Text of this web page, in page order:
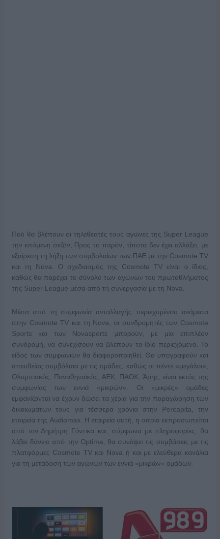
Πού θα βλέπουν οι τηλεθεατές τους αγώνες της Super League
την επόμενη σεζόν; Προς το παρόν, τίποτα δεν έχει αλλάξει, με
εξαίρεση τη λήξη των συμβολαίων των ΠΑΕ με την Cosmote TV
και τη Nova. Ο σχεδιασμός της Cosmote TV είναι ο ίδιος,
καθώς θα παρέχει το σύνολο των αγώνων του πρωταθλήματος
της Super League μέσα από τη συνεργασία με τη Nova.
Μέσα από τη συμφωνία ανταλλαγής περιεχομένου ανάμεσα
στην Cosmote TV και τη Nova, οι συνδρομητές των Cosmote
Sports και των Novasports μπορούν, με μία επιπλέον
συνδρομή, να συνεχίσουν να βλέπουν το ίδιο περιεχόμενο. Το
είδος των συμφωνιών θα διαφοροποιηθεί. Θα υπογραφούν και
απευθείας συμβόλαια με τις ομάδες, καθώς οι πέντε «μεγάλοι»,
Ολυμπιακός, Παναθηναϊκός, ΑΕΚ, ΠΑΟΚ, Άρης, είναι εκτός της
συμφωνίας των εννιά «μικρών». Οι «μικρές» ομάδες
εμφανίζονται να έχουν δώσει τα χέρια για την παραχώρηση των
δικαιωμάτων τους για τέσσερα χρόνια στην Percapita, την
εταιρεία της Audiomax. Η εταιρεία αυτή, η οποία εκπροσωπείται
από τον Δημήτρη Γόντικα και, σύμφωνα με πληροφορίες, θα
λάβει δάνειο από την Optima, θα συνάψει τις συμβάσεις με τις
πλατφόρμες Cosmote TV και Nova ή και με ελεύθερα κανάλια
για τη μετάδοση των αγώνων των εννιά «μικρών» ομάδων.